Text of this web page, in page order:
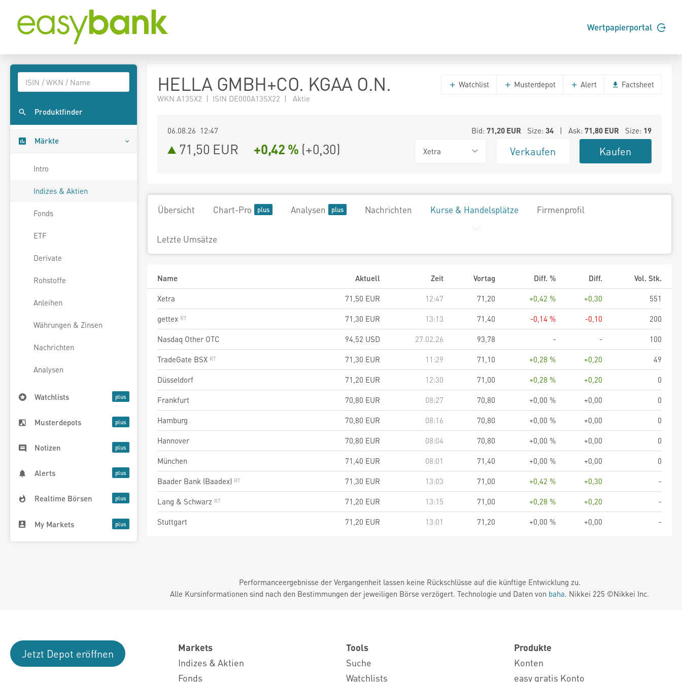
Wertpapierportal
Produktfinder
Märkte
Intro
Indizes & Aktien
Fonds
ETF
Derivate
Rohstoffe
Anleihen
Währungen & Zinsen
Nachrichten
Analysen
Watchlists
Musterdepots
Notizen
Alerts
Realtime Börsen
My Markets
HELLA GMBH+CO. KGAA O.N.
WKN A13SX2 | ISIN DE000A13SX22 | Aktie
Watchlist Musterdepot Alert Factsheet
06.08.26 12:47 Bid: 71,20EUR Size: 34| Ask: 71,80EUR Size: 19
71,50 EUR +0,42 % (+0,30) Xetra Verkaufen Kaufen
Übersicht Chart-Pro Analysen Nachrichten Kurse & Handelsplätze Firmenprofil
Letzte Umsätze
Name Aktuell Zeit Vortag Diff. % Diff.
Vol. Stk.
Xetra
71,50 EUR 12:47 71,20 +0,42 % +0,30
551
gettex
71,30 EUR 13:13 71,40 -0,14 % -0,10
200
Nasdaq Other OTC
94,52 USD 27.02.26 93,78 - -
100
TradeGate BSX
71,30 EUR 11:29 71,10 +0,28 % +0,20
49
Düsseldorf
71,20 EUR 12:30 71,00 +0,28 % +0,20
0
Frankfurt
70,80 EUR 08:27 70,80 +0,00 % +0,00
0
Hamburg
70,80 EUR 08:16 70,80 +0,00 % +0,00
0
Hannover
70,80 EUR 08:04 70,80 +0,00 % +0,00
0
München
71,40 EUR 08:01 71,40 +0,00 % +0,00
0
Baader Bank (Baadex)
71,30 EUR 13:03 71,00 +0,42 % +0,30
-
Lang & Schwarz
71,20 EUR 13:15 71,00 +0,28 % +0,20
-
Stuttgart
71,20 EUR 13:01 71,20 +0,00 % +0,00 -
Performanceergebnisse der Vergangenheit lassen keine Rückschlüsse auf die künftige Entwicklung zu.
Alle Kursinformationen sind nach den Bestimmungen der jeweiligen Börse verzögert. Technologie und Daten von baha. Nikkei 225 ©Nikkei Inc.
Jetzt Depot eröffnen
Markets
Indizes & Aktien
Fonds
Tools
Suche
Watchlists
Produkte
Konten
easy gratis Konto